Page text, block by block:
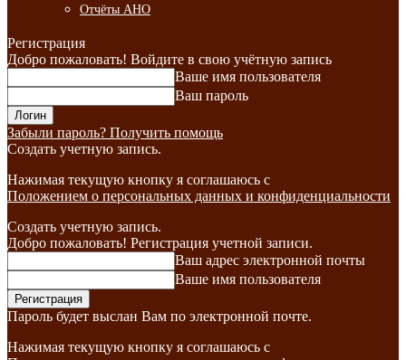
Отчёты АНО
Регистрация
Добро пожаловать! Войдите в свою учётную запись
Ваше имя пользователя
Ваш пароль
Забыли пароль? Получить помощь
Создать учетную запись.
Нажимая текущую кнопку я соглашаюсь с
Положением о персональных данных и конфиденциальности
Создать учетную запись.
Добро пожаловать! Регистрация учетной записи.
Ваш адрес электронной почты
Ваше имя пользователя
Пароль будет выслан Вам по электронной почте.
Нажимая текущую кнопку я соглашаюсь с